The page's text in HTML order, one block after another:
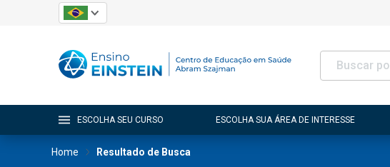
ESCOLHA SEU CURSO ESCOLHA SUA ÁREA DE INTERESSE
Home Resultado de Busca